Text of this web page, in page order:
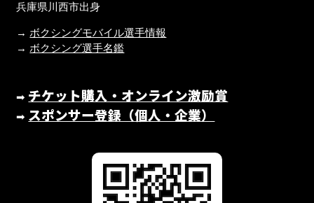
兵庫県川西市出身
→ ボクシングモバイル選手情報
→ ボクシング選手名鑑
➡︎ チケット購入・オンライン激励賞
➡︎ スポンサー登録（個人・企業）